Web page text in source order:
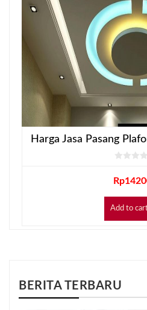
Harga Jasa Pasang
Rp
Add to
BERITA TERBARU